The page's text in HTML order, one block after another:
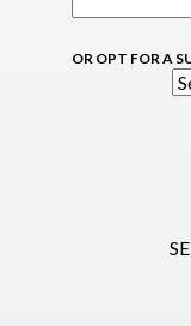
OR OPT FOR A